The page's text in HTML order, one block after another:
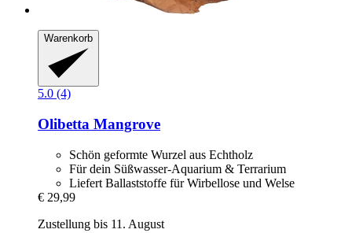
Warenkorb
5.0 (4)
Olibetta Mangrove
Schön geformte Wurzel aus Echtholz
Für dein Süßwasser-Aquarium & Terrarium
Liefert Ballaststoffe für Wirbellose und Welse
€ 29,99
Zustellung bis 11. August